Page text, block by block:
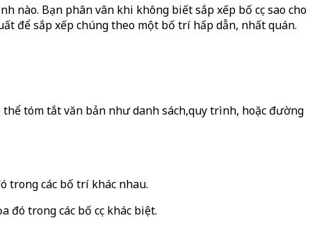
Bạn phân vân khi không biết sắp xếp bố cục sao cho
để sắp xếp chúng theo một bố trí hấp dẫn, nhất quán.
tóm tắt văn bản như danh sách,quy trình, hoặc đường
trong các bố trí khác nhau.
trong các bố cục khác biệt.